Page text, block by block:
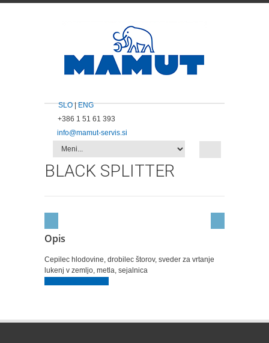
SLO|ENG
+386 1 51 61 393
info@mamut-servis.si
BLACK SPLITTER
Opis
Cepilec hlodovine, drobilec štorov, sveder za vrtanje
lukenj v zemljo, metla, sejalnica